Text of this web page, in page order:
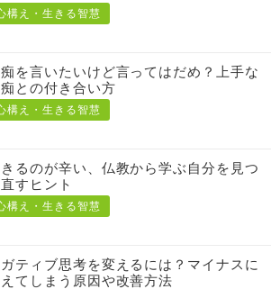
構え・生きる智慧
を言いたいけど言ってはだめ？上手な
との付き合い方
構え・生きる智慧
るのが辛い、仏教から学ぶ自分を見つ
すヒント
構え・生きる智慧
ティブ思考を変えるには？マイナスに
てしまう原因や改善方法